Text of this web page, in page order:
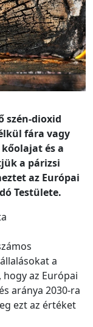
szén-dioxid
fára vagy
és a
a párizsi
az Európai
Testülete.
a
az Európai
aránya 2030-ra
ezt az értéket